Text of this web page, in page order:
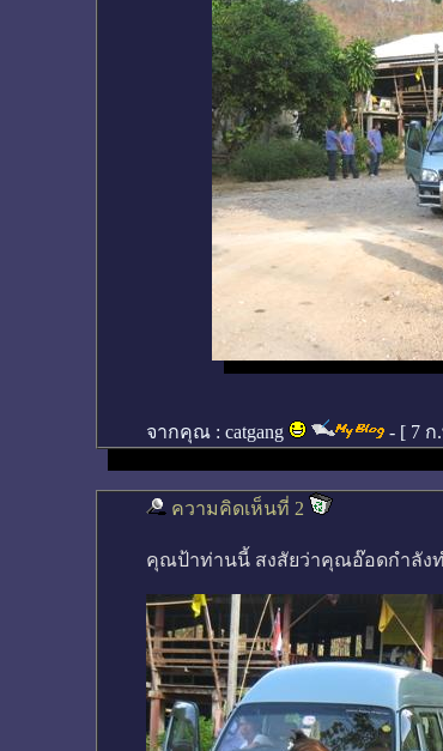
จากคุณ : catgang - [ 7 ก
ความคิดเห็นที่ 2
คุณป้าท่านนี้ สงสัยว่าคุณอ๊อดกำลังท